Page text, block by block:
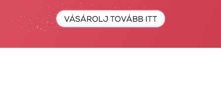
Találatok: 19 - 25 / 25 nézet: 18 termék az oldalon